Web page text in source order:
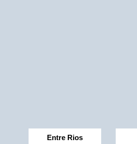
Entre Rios